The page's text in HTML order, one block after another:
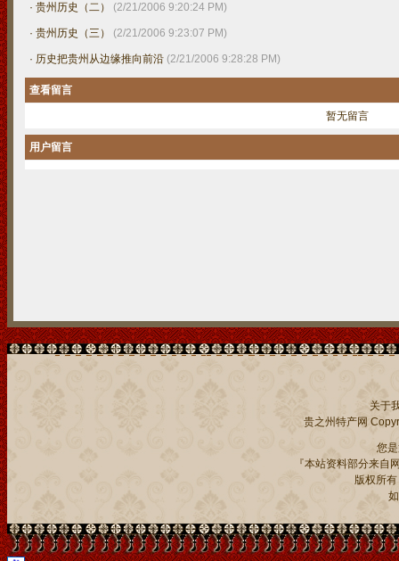
· 贵州历史（二） (2/21/2006 9:20:24 PM)
· 贵州历史（三） (2/21/2006 9:23:07 PM)
· 历史把贵州从边缘推向前沿 (2/21/2006 9:28:28 PM)
查看留言
暂无留言
用户留言
关于
贵之州特产网
您
『本站资料部分来自
版权所